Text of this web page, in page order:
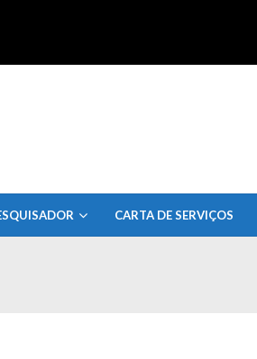
CARTA DE SERVIÇOS